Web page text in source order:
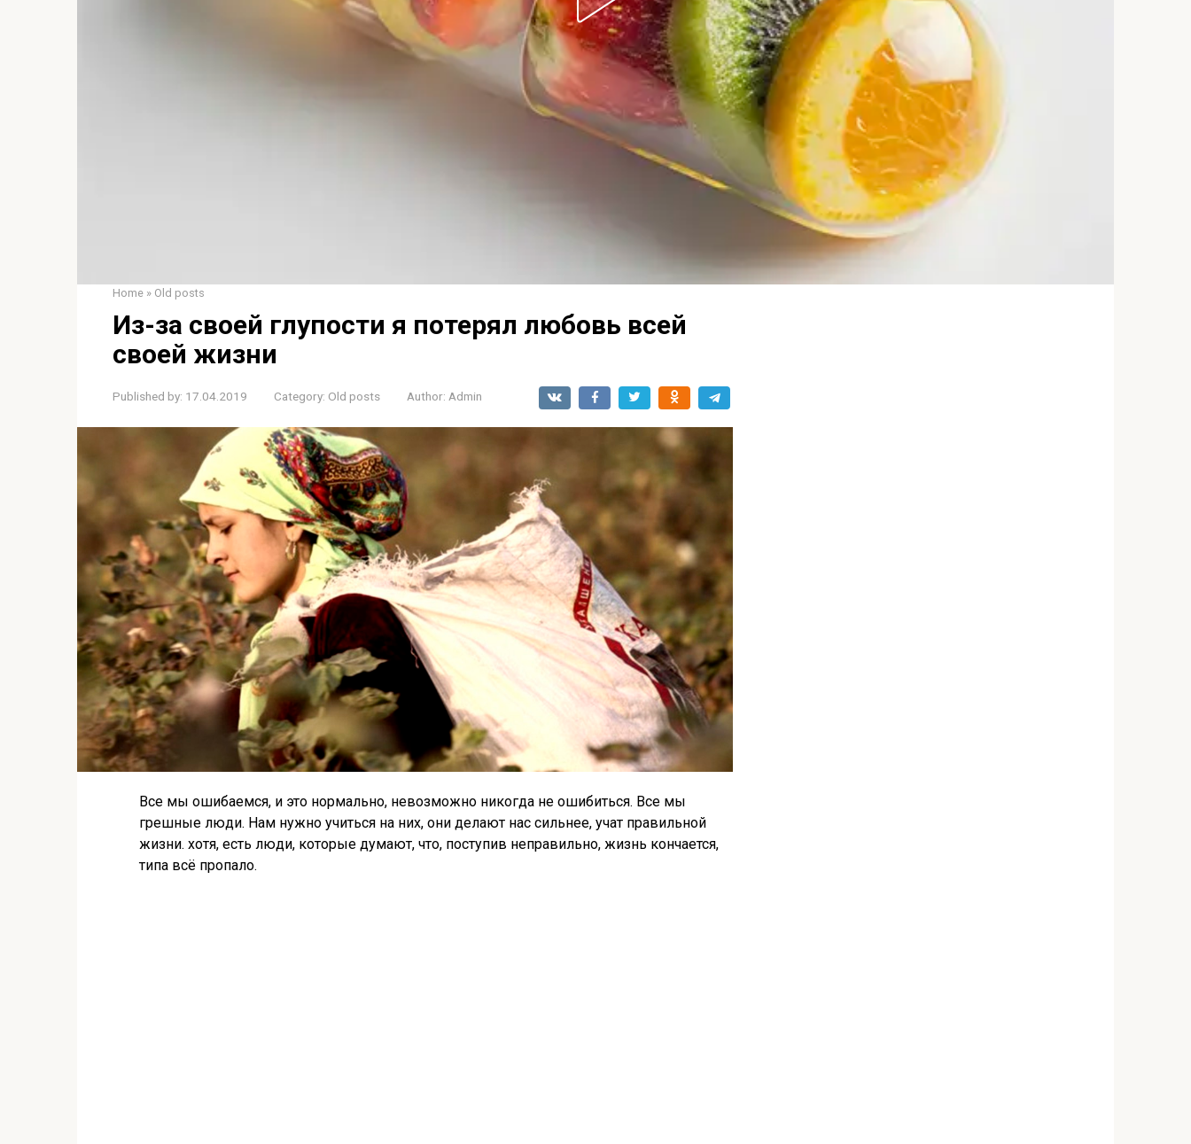
Home » Old posts
Из-за своей глупости я потерял любовь всей
своей жизни
Published by: 17.04.2019 Category: Old posts Author: Admin
Все мы ошибаемся, и это нормально, невозможно никогда не ошибиться. Все мы
грешные люди. Нам нужно учиться на них, они делают нас сильнее, учат правильной
жизни. хотя, есть люди, которые думают, что, поступив неправильно, жизнь кончается,
типа всё пропало.